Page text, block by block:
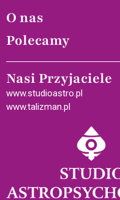
O nas
Polecamy
Nasi Przyjaciele
www.studioastro.pl
www.talizman.pl